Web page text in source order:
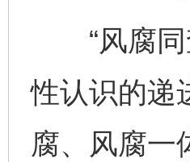
“风腐同
性认识的递
腐、风腐一